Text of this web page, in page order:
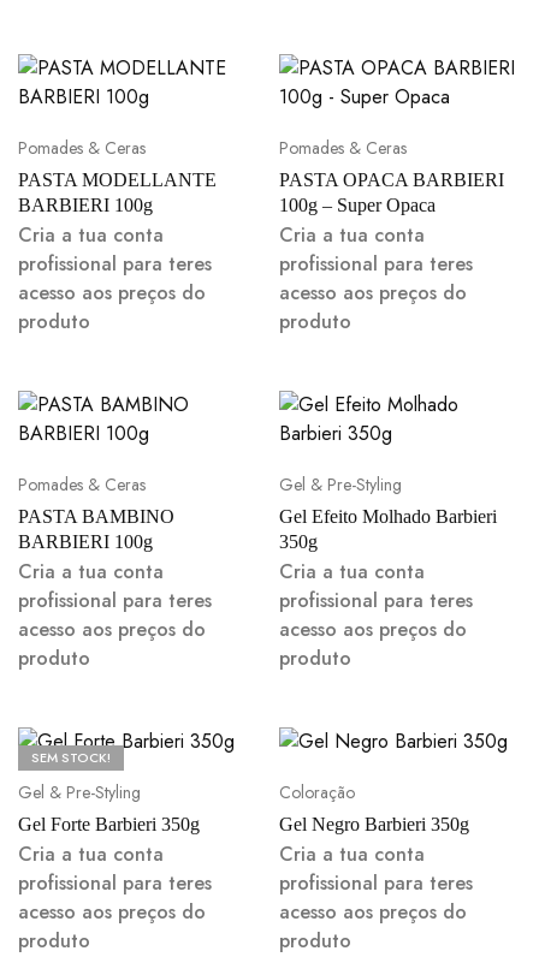
Pomades & Ceras
PASTA MODELLANTE
BARBIERI 100g
Cria a tua conta
profissional para teres
acesso aos preços do
produto
Pomades & Ceras
PASTA OPACA BARBIERI
100g – Super Opaca
Cria a tua conta
profissional para teres
acesso aos preços do
produto
Pomades & Ceras
PASTA BAMBINO
BARBIERI 100g
Cria a tua conta
profissional para teres
acesso aos preços do
produto
Gel & Pre-Styling
Gel Efeito Molhado Barbieri
350g
Cria a tua conta
profissional para teres
acesso aos preços do
produto
SEM STOCK!
Gel & Pre-Styling
Gel Forte Barbieri 350g
Cria a tua conta
profissional para teres
acesso aos preços do
produto
Coloração
Gel Negro Barbieri 350g
Cria a tua conta
profissional para teres
acesso aos preços do
produto